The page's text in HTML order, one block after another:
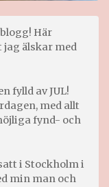
Här
jag älskar med
fylld av JUL!
med allt
fynd- och
i Stockholm i
min man och